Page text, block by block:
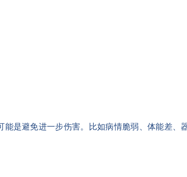
能是避免进一步伤害。比如病情脆弱、体能差、